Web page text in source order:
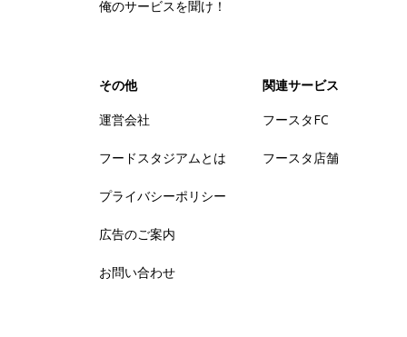
俺のサービスを聞け！
その他
運営会社
フードスタジアムとは
プライバシーポリシー
広告のご案内
お問い合わせ
関連サービス
フースタFC
フースタ店舗